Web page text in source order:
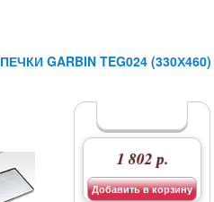
GARBIN TEG024 (330Х460)
1 802 р.
Добавить в корзину